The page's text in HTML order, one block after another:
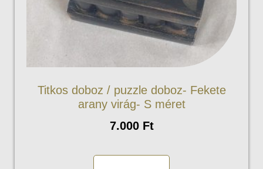
Titkos doboz / puzzle doboz- Fekete
arany virág- S méret
7.000 Ft